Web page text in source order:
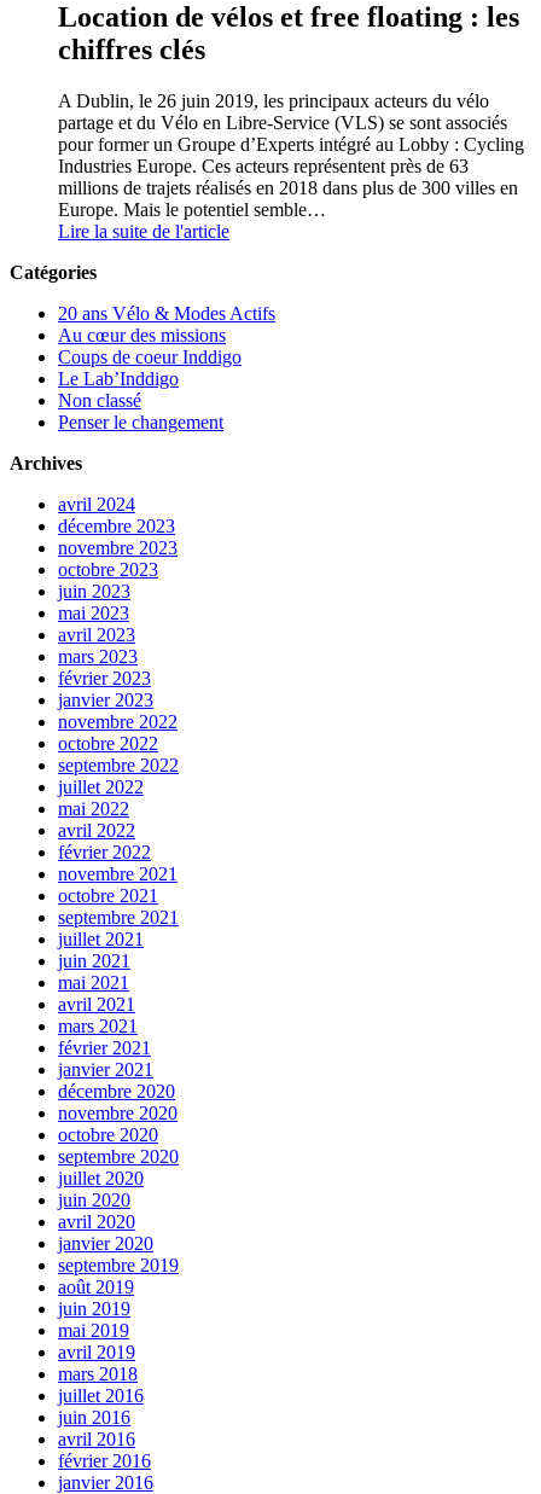
Location de vélos et free floating : les
chiffres clés
A Dublin, le 26 juin 2019, les principaux acteurs du vélo
partage et du Vélo en Libre-Service (VLS) se sont associés
pour former un Groupe d’Experts intégré au Lobby : Cycling
Industries Europe. Ces acteurs représentent près de 63
millions de trajets réalisés en 2018 dans plus de 300 villes en
Europe. Mais le potentiel semble…
Lire la suite de l'article
Catégories
20 ans Vélo & Modes Actifs
Au cœur des missions
Coups de coeur Inddigo
Le Lab’Inddigo
Non classé
Penser le changement
Archives
avril 2024
décembre 2023
novembre 2023
octobre 2023
juin 2023
mai 2023
avril 2023
mars 2023
février 2023
janvier 2023
novembre 2022
octobre 2022
septembre 2022
juillet 2022
mai 2022
avril 2022
février 2022
novembre 2021
octobre 2021
septembre 2021
juillet 2021
juin 2021
mai 2021
avril 2021
mars 2021
février 2021
janvier 2021
décembre 2020
novembre 2020
octobre 2020
septembre 2020
juillet 2020
juin 2020
avril 2020
janvier 2020
septembre 2019
août 2019
juin 2019
mai 2019
avril 2019
mars 2018
juillet 2016
juin 2016
avril 2016
février 2016
janvier 2016